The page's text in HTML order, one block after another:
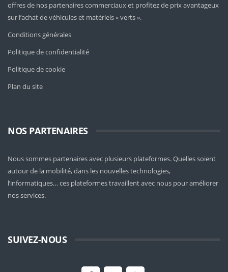
offres de nos partenaires commerciaux et profitez de prix avantageux
sur l’achat de véhicules et matériels « verts ».
Conditions générales
Politique de confidentialité
Politique de cookie
Plan du site
NOS PARTENAIRES
Nous sommes partenaires avec plusieurs plateformes. Quelles soient
autour de la mobilité, dans les nouvelles technologies,
l’informatiques… ces plateformes travaillent avec nous pour améliorer
nos services.
SUIVEZ-NOUS